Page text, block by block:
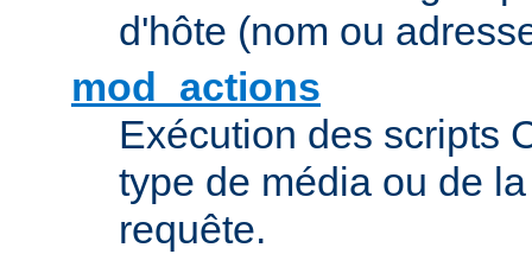
d'hôte (nom ou
mod_actions
Exécution des scripts
type de média ou de
requête.